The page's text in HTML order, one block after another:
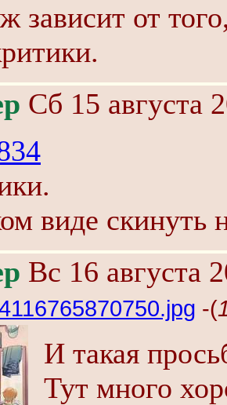
зависит от
Сб 15 августа
виде скинуть
Вс 16 августа
-(
И такая
Тут много